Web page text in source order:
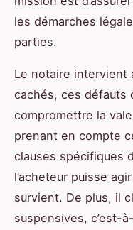
les démarches
parties.
Le notaire intervient
cachés, ces défauts
compromettre la
prenant en compte
clauses spécifiques
l’acheteur puisse
survient. De plus, il
suspensives, c’est-